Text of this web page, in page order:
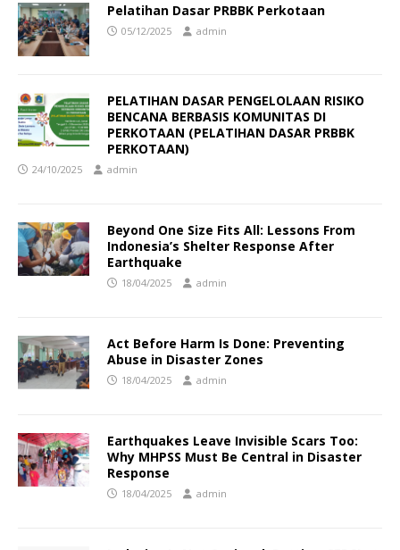
Pelatihan Dasar PRBBK Perkotaan
05/12/2025 admin
PELATIHAN DASAR PENGELOLAAN RISIKO
BENCANA BERBASIS KOMUNITAS DI
PERKOTAAN (PELATIHAN DASAR PRBBK
PERKOTAAN)
24/10/2025 admin
Beyond One Size Fits All: Lessons From
Indonesia’s Shelter Response After
Earthquake
18/04/2025 admin
Act Before Harm Is Done: Preventing
Abuse in Disaster Zones
18/04/2025 admin
Earthquakes Leave Invisible Scars Too:
Why MHPSS Must Be Central in Disaster
Response
18/04/2025 admin